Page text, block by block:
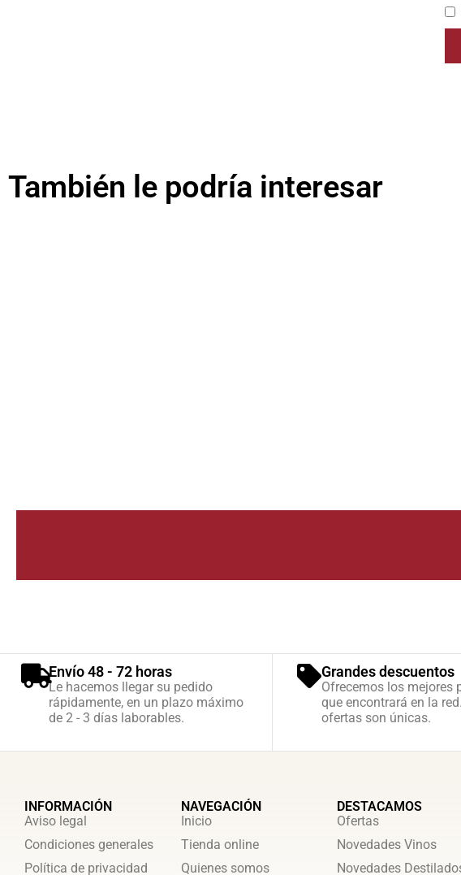
También le podría interesar
Envío 48 - 72 horas
Le hacemos llegar su pedido
rápidamente, en un plazo máximo
de 2 - 3 días laborables.
Grandes descuentos
Ofrecemos los mejores
que encontrará en la
ofertas son únicas.
INFORMACIÓN
Aviso legal
Condiciones generales
Política de privacidad
NAVEGACIÓN
Inicio
Tienda online
Quienes somos
DESTACAMOS
Ofertas
Novedades Vinos
Novedades